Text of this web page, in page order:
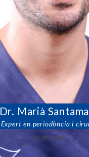
Dr. Marià
Expert en periodòncia i
VEURE PERFIL